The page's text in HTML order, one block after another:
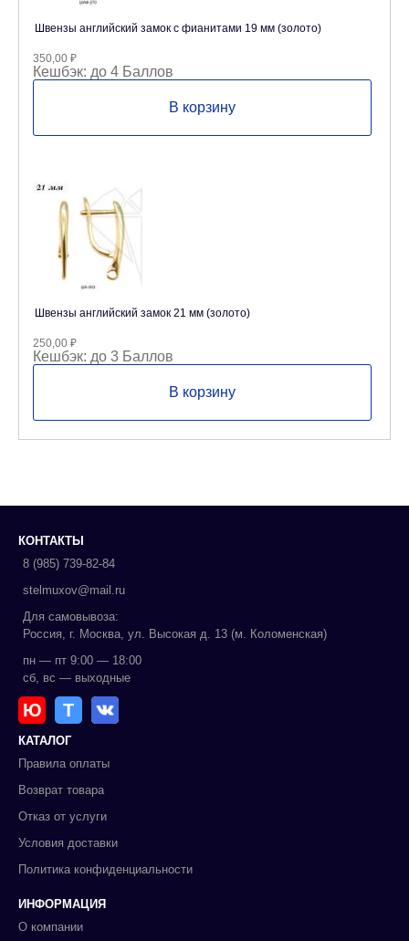
Швензы английский замок с фианитами 19 мм (золото)
350,00 ₽
Кешбэк: до 4 Баллов
В корзину
Швензы английский замок 21 мм (золото)
250,00 ₽
Кешбэк: до 3 Баллов
В корзину
КОНТАКТЫ
8 (985) 739-82-84
stelmuxov@mail.ru
Для самовывоза:
Россия, г. Москва, ул. Высокая д. 13 (м. Коломенская)
пн — пт 9:00 — 18:00
сб, вс — выходные
Ю Т
КАТАЛОГ
Правила оплаты
Возврат товара
Отказ от услуги
Условия доставки
Политика конфиденциальности
ИНФОРМАЦИЯ
О компании